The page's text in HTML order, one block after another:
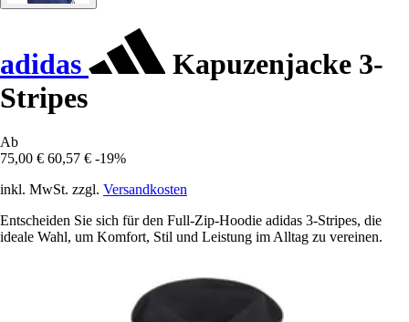
adidas
Kapuzenjacke 3-
Stripes
Ab
75,00 € 60,57 € -19%
inkl. MwSt. zzgl. Versandkosten
Entscheiden Sie sich für den Full-Zip-Hoodie adidas 3-Stripes, die
ideale Wahl, um Komfort, Stil und Leistung im Alltag zu vereinen.